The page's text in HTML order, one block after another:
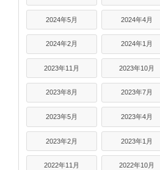
2024年5月 2024年4月
2024年2月 2024年1月
2023年11月 2023年10月
2023年8月 2023年7月
2023年5月 2023年4月
2023年2月 2023年1月
2022年11月 2022年10月